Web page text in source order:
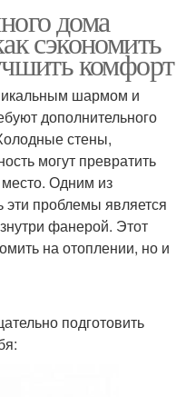
дома
сэкономить
комфорт
шармом и
дополнительного
стены,
могут превратить
Одним из
проблемы является
фанерой. Этот
на отоплении, но и
подготовить